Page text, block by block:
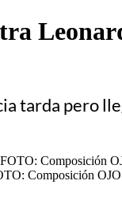
tarda pero
Composición OJO